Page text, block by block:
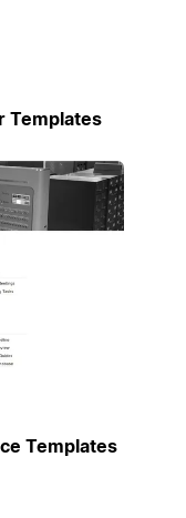
Templates
Templates